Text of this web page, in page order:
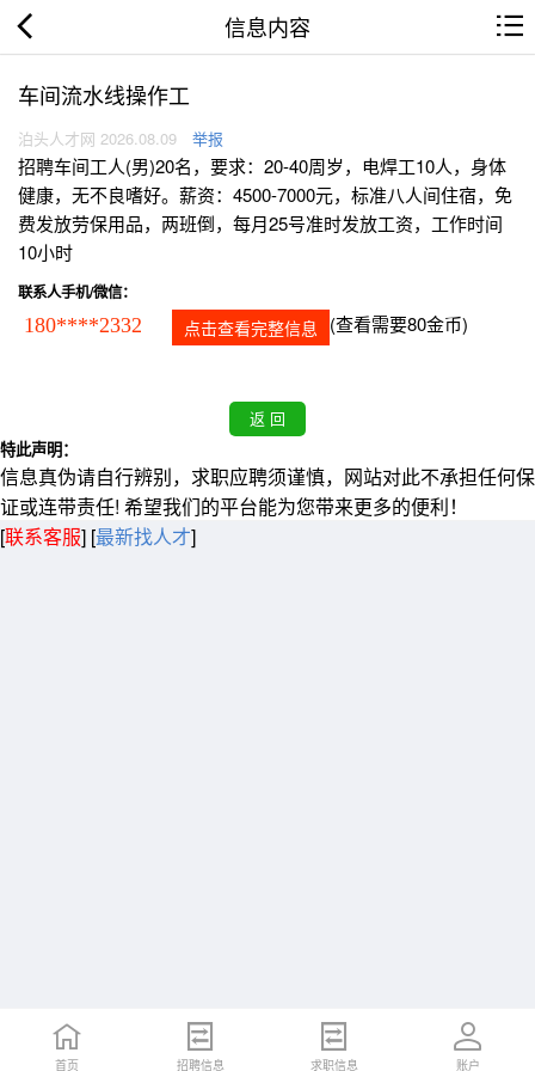
信息内容
车间流水线操作工
泊头人才网 2026.08.09 举报
招聘车间工人(男)20名，要求：20-40周岁，电焊工10人，身体
健康，无不良嗜好。薪资：4500-7000元，标准八人间住宿，免
费发放劳保用品，两班倒，每月25号准时发放工资，工作时间
10小时
联系人手机/微信：
180****2332 点击查看完整信息 (查看需要80金币)
特此声明：
信息真伪请自行辨别，求职应聘须谨慎，网站对此不承担任何保
证或连带责任! 希望我们的平台能为您带来更多的便利！
[联系客服] [最新找人才]
首页 招聘信息 求职信息 账户